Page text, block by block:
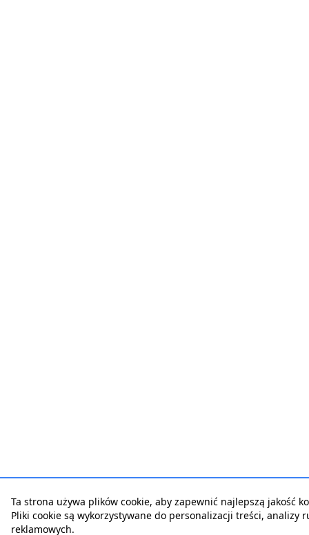
Ta strona używa plików cookie, aby zapewnić najlepszą jakość
Pliki cookie są wykorzystywane do personalizacji treści, analizy
reklamowych.